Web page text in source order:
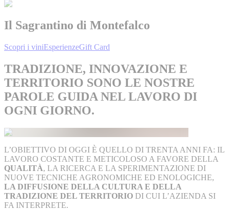
Il Sagrantino di Montefalco
Scopri i viniEsperienzeGift Card
TRADIZIONE, INNOVAZIONE E
TERRITORIO SONO LE NOSTRE
PAROLE GUIDA NEL LAVORO DI
OGNI GIORNO.
L’OBIETTIVO DI OGGI È QUELLO DI TRENTA ANNI FA: IL
LAVORO COSTANTE E METICOLOSO A FAVORE DELLA
QUALITÀ, LA RICERCA E LA SPERIMENTAZIONE DI
NUOVE TECNICHE AGRONOMICHE ED ENOLOGICHE,
LA DIFFUSIONE DELLA CULTURA E DELLA
TRADIZIONE DEL TERRITORIO DI CUI L’AZIENDA SI
FA INTERPRETE.